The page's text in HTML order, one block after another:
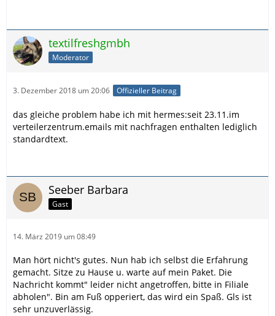
textilfreshgmbh
Moderator
3. Dezember 2018 um 20:06 Offizieller Beitrag
das gleiche problem habe ich mit hermes:seit 23.11.im
verteilerzentrum.emails mit nachfragen enthalten lediglich
standardtext.
Seeber Barbara
Gast
14. März 2019 um 08:49
Man hört nicht's gutes. Nun hab ich selbst die Erfahrung
gemacht. Sitze zu Hause u. warte auf mein Paket. Die
Nachricht kommt" leider nicht angetroffen, bitte in Filiale
abholen". Bin am Fuß opperiert, das wird ein Spaß. Gls ist
sehr unzuverlässig.